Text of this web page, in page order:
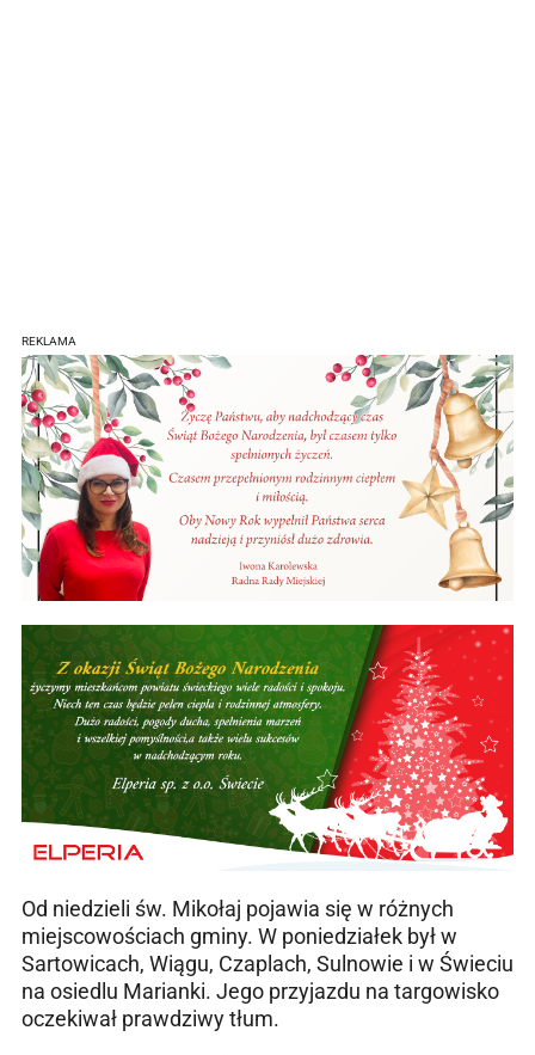
REKLAMA
Od niedzieli św. Mikołaj pojawia się w różnych
miejscowościach gminy. W poniedziałek był w
Sartowicach, Wiągu, Czaplach, Sulnowie i w Świeciu
na osiedlu Marianki. Jego przyjazdu na targowisko
oczekiwał prawdziwy tłum.